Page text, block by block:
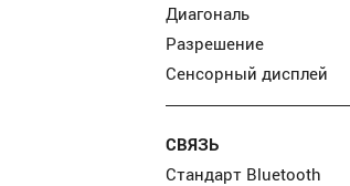
Диагональ
Разрешение
Сенсорный дисплей
СВЯЗЬ
Стандарт Bluetooth